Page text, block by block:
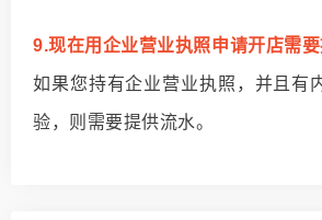
9.现在用企业营业执照申请开店需要
如果您持有企业营业执照，并且有
验，则需要提供流水。